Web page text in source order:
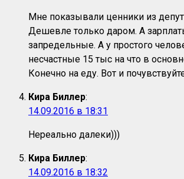
Мне показывали ценники из
Дешевле только даром. А
запредельные. А у простого
несчастные 15 тыс на что в
Конечно на еду. Вот и
Кира Биллер:
14.09.2016 в 18:31
Нереально далеки)))
Кира Биллер:
14.09.2016 в 18:32